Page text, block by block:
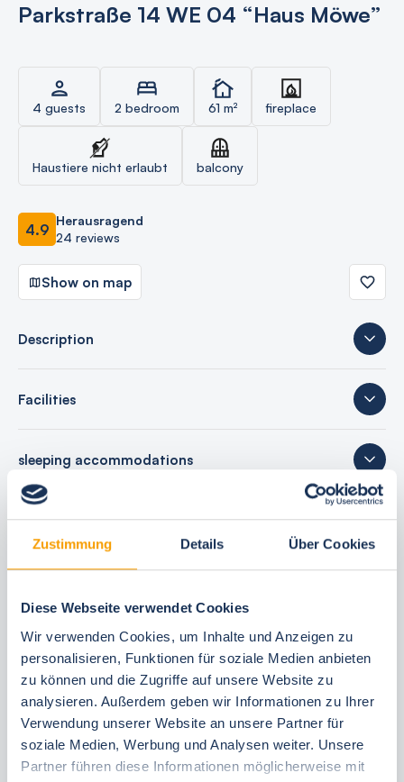
Zustimmung Details Über Cookies
Diese Webseite verwendet Cookies
Wir verwenden Cookies, um Inhalte und Anzeigen zu
personalisieren, Funktionen für soziale Medien anbieten
zu können und die Zugriffe auf unsere Website zu
analysieren. Außerdem geben wir Informationen zu Ihrer
Verwendung unserer Website an unsere Partner für
soziale Medien, Werbung und Analysen weiter. Unsere
Partner führen diese Informationen möglicherweise mit
Parkstraße 14 WE 04 “Haus Möwe”
4 guests 2 bedroom 61 m² fireplace
Haustiere nicht erlaubt balcony
4.9 Herausragend
24 reviews
Show on map
Description
Facilities
sleeping accommodations
24 reviews
best price guarantee
Reserve free of charge for 24 hours
30 Tage vor Anreise kostenfrei stornieren
Flexible arrival and departure 24/7
Personal consultations